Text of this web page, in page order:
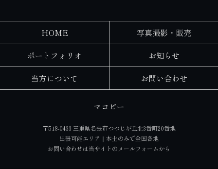
HOME
写真撮影・販売
ポートフォリオ
お知らせ
当方について
お問い合わせ
マコピー
〒518-0433 三重県名張市つつじが丘北3番町20番地
出張可能エリア｜本土のみで全国各地
お問い合わせは当サイトの メールフォームから